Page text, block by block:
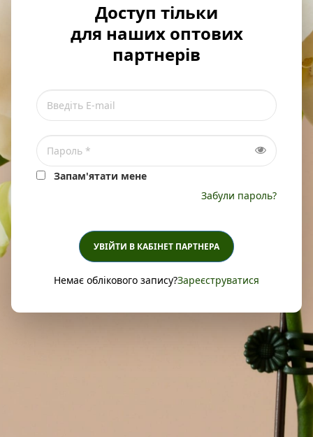
Доступ тільки
для наших оптових
партнерів
Запам'ятати мене
Забули пароль?
УВІЙТИ В КАБІНЕТ ПАРТНЕРА
Немає облікового запису?Зареєструватися